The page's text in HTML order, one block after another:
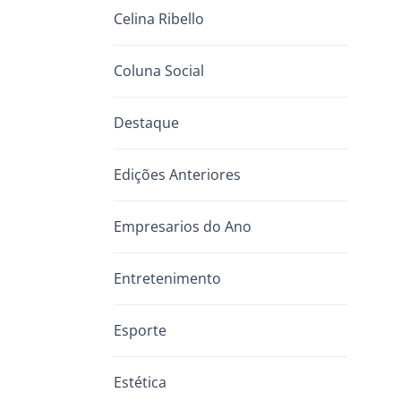
Celina Ribello
Coluna Social
Destaque
Edições Anteriores
Empresarios do Ano
Entretenimento
Esporte
Estética